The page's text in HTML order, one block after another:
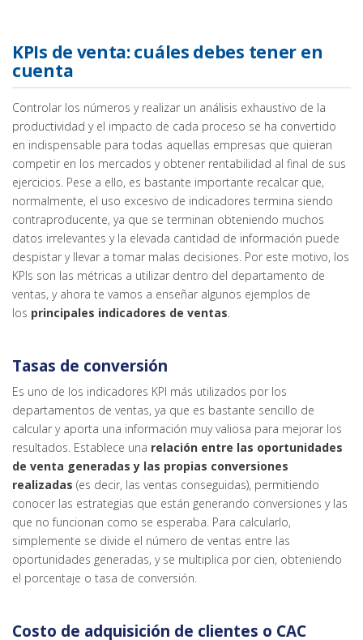
KPIs de venta: cuáles debes tener en
cuenta
Controlar los números y realizar un análisis exhaustivo de la
productividad y el impacto de cada proceso se ha convertido
en indispensable para todas aquellas empresas que quieran
competir en los mercados y obtener rentabilidad al final de sus
ejercicios. Pese a ello, es bastante importante recalcar que,
normalmente, el uso excesivo de indicadores termina siendo
contraproducente, ya que se terminan obteniendo muchos
datos irrelevantes y la elevada cantidad de información puede
despistar y llevar a tomar malas decisiones. Por este motivo, los
KPIs son las métricas a utilizar dentro del departamento de
ventas, y ahora te vamos a enseñar algunos ejemplos de
los principales indicadores de ventas
Tasas de conversión
Es uno de los indicadores KPI más utilizados por los
departamentos de ventas, ya que es bastante sencillo de
calcular y aporta una información muy valiosa para mejorar los
resultados. Establece una relación entre las oportunidades
de venta generadas y las propias conversiones
realizadas (es decir, las ventas conseguidas), permitiendo
conocer las estrategias que están generando conversiones y las
que no funcionan como se esperaba. Para calcularlo,
simplemente se divide el número de ventas entre las
oportunidades generadas, y se multiplica por cien, obteniendo
el porcentaje o tasa de conversión.
Costo de adquisición de clientes o CAC